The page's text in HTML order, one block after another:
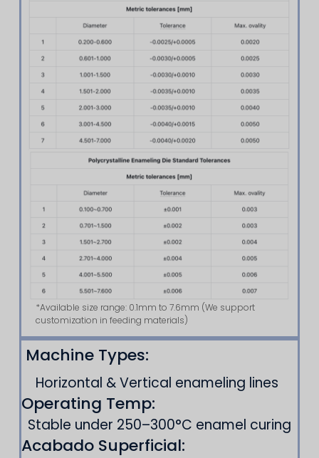
*Available size range: 0.1mm to 7.6mm (We support
customization in feeding materials)
Machine Types:
Horizontal & Vertical enameling lines
Operating Temp:
Stable under 250–300°C enamel curing
Acabado Superficial: